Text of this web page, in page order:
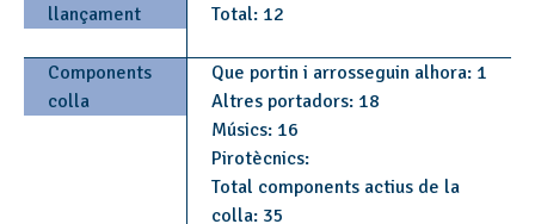
llançament
Total: 12
Components
colla
Que portin i arrosseguin alhora: 1
Altres portadors: 18
Músics: 16
Pirotècnics:
Total components actius de la
colla: 35